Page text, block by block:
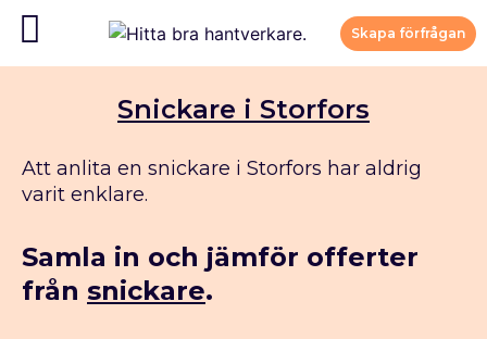
Skapa förfrågan
Snickare i Storfors
Att anlita en snickare i Storfors har aldrig
varit enklare.
Samla in och jämför offerter
från snickare.